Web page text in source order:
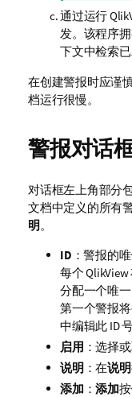
通过运行
发。该程序
下文中检索已
在创建警报时应谨
档运行很慢。
警报对话
对话框左上角部分
文档中定义的所有
明。
ID ：警报的
每个
分配一个唯
第一个警报将
中编辑此 ID 号
启用 ：选择
说明 ：在说明
添加 ：添加